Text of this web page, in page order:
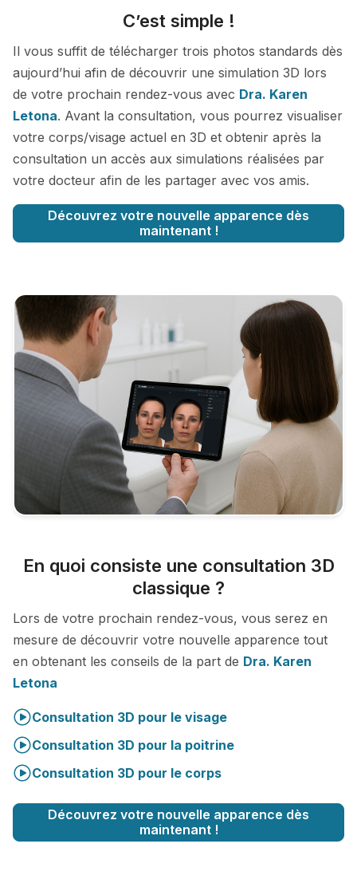
C’est simple !
Il vous suffit de télécharger trois photos standards dès
aujourd’hui afin de découvrir une simulation 3D lors
de votre prochain rendez-vous avec Dra. Karen
Letona. Avant la consultation, vous pourrez visualiser
votre corps/visage actuel en 3D et obtenir après la
consultation un accès aux simulations réalisées par
votre docteur afin de les partager avec vos amis.
Découvrez votre nouvelle apparence dès
maintenant !
En quoi consiste une consultation 3D
classique ?
Lors de votre prochain rendez-vous, vous serez en
mesure de découvrir votre nouvelle apparence tout
en obtenant les conseils de la part de Dra. Karen
Letona
Consultation 3D pour le visage
Consultation 3D pour la poitrine
Consultation 3D pour le corps
Découvrez votre nouvelle apparence dès
maintenant !